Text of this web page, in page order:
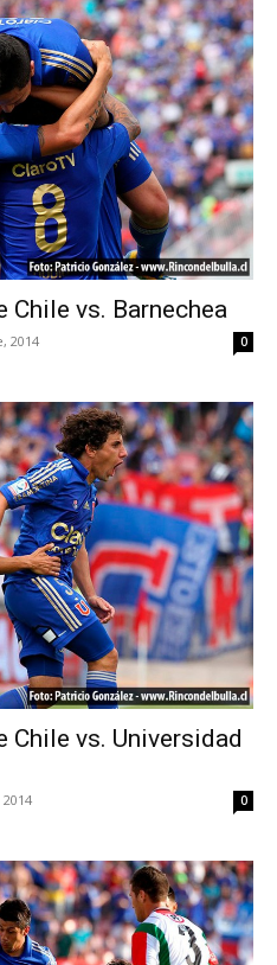
Chile vs. Barnechea
2014 0
Chile vs. Universidad
0